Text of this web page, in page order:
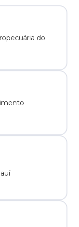
do